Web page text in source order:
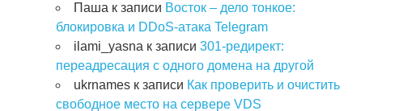
Паша к записи Восток – дело тонкое:
блокировка и DDoS-атака Telegram
ilami_yasna к записи 301-редирект:
переадресация с одного домена на другой
ukrnames к записи Как проверить и очистить
свободное место на сервере VDS